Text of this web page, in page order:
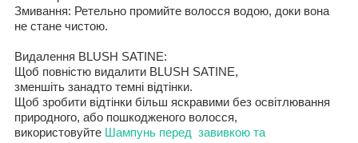
Змивання: Ретельно промийте волосся водою, доки вона
не стане чистою.
Видалення BLUSH SATINE:
Щоб повністю видалити BLUSH SATINE,
зменшіть занадто темні відтінки.
Щоб зробити відтінки більш яскравими без освітлювання
природного, або пошкодженого волосся,
використовуйте Шампунь перед завивкою та